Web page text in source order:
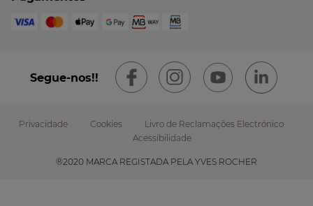
Segue-nos!!
Footer
Privacidade Cookies
Livro de Reclamações Electrónico
Acessibilidade
®2020 MARCA REGISTADA PELA YVES ROCHER